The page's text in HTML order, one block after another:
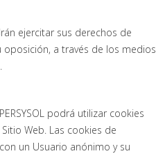
ejercitar sus derechos de
oposición, a través de los medios
podrá utilizar cookies
Web. Las cookies de
un Usuario anónimo y su